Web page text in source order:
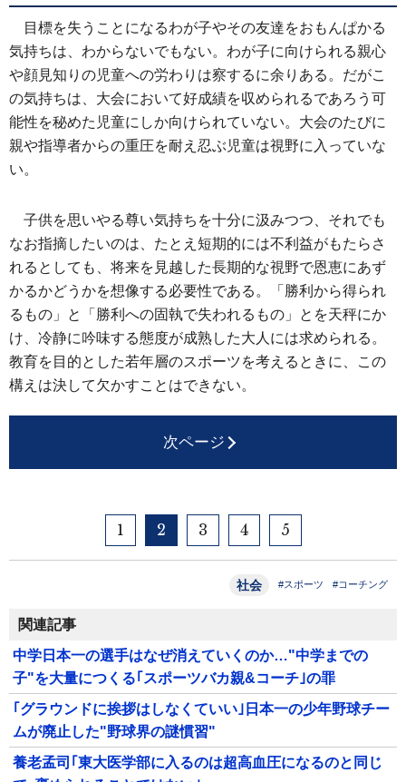
目標を失うことになるわが子やその友達をおもんぱかる
気持ちは、わからないでもない。わが子に向けられる親心
や顔見知りの児童への労わりは察するに余りある。だがこ
の気持ちは、大会において好成績を収められるであろう可
能性を秘めた児童にしか向けられていない。大会のたびに
親や指導者からの重圧を耐え忍ぶ児童は視野に入っていな
い。
子供を思いやる尊い気持ちを十分に汲みつつ、それでも
なお指摘したいのは、たとえ短期的には不利益がもたらさ
れるとしても、将来を見越した長期的な視野で恩恵にあず
かるかどうかを想像する必要性である。「勝利から得られ
るもの」と「勝利への固執で失われるもの」とを天秤にか
け、冷静に吟味する態度が成熟した大人には求められる。
教育を目的とした若年層のスポーツを考えるときに、この
構えは決して欠かすことはできない。
次ページ
1 2 3 4 5
社会 #スポーツ #コーチング
関連記事
中学日本一の選手はなぜ消えていくのか…"中学までの
子"を大量につくる｢スポーツバカ親&コーチ｣の罪
｢グラウンドに挨拶はしなくていい｣日本一の少年野球チー
ムが廃止した"野球界の謎慣習"
養老孟司｢東大医学部に入るのは超高血圧になるのと同じ